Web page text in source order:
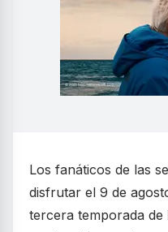
Los fanáticos de las
disfrutar el 9 de
tercera temporada de